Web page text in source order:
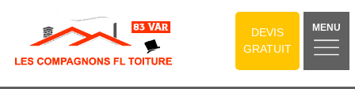
DEVIS
GRATUIT
MENU